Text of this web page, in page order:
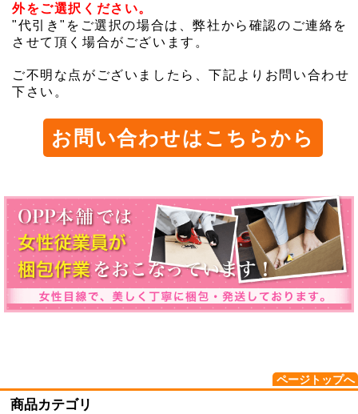
外をご選択ください。
"代引き"をご選択の場合は、弊社から確認のご連絡を
させて頂く場合がございます。
ご不明な点がございましたら、下記よりお問い合わせ
下さい。
お問い合わせはこちらから
ページトップへ
商品カテゴリ